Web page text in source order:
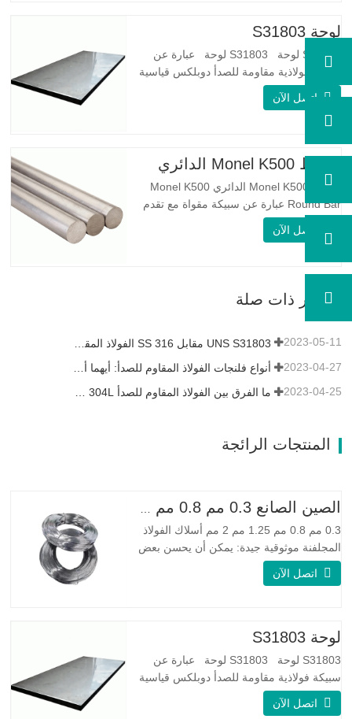
لوحة S31803
S31803 لوحة S31803 لوحة عبارة عن
سبيكة فولاذية مقاومة للصدأ دوبلكس قياسية
على الوجهين. لديها بنية مجهرية من
الميكانيكي الموثوق به ، والليونة ، وخصائص
من 34 مما يشير إلى أن مقاومة…
اتصل الآن
شريط Monel K500 الدائري
شريط Monel K500 الدائري Monel K500
Round Bar عبارة عن سبيكة مقواة مع تقدم
العمر ، ويتكون تركيبتها الأساسية من عناصر
مثل النيكل والنحاس. الذي يجمع بين مقاومة
خصائص مقاومة ممتازة للتآكل. هذه الخصائص
تشبه Monel 400.…
اتصل الآن
أخبار ذات صلة
2023-05-11
2023-04-27
2023-04-25
المنتجات الرائجة
0.3 مم 0.8 مم 1.25 مم 2 مم أسلاك الفولاذ
المجلفنة موثوقية جيدة: يمكن أن يحسن بعض
العقد والنتوءات والصدأ على الأسلاك الفولاذية
مرونة جيدة: صلابة الفولاذ المجلفن جيدة جدًا،
اتصل الآن
لوحة S31803
S31803 لوحة S31803 لوحة عبارة عن
سبيكة فولاذية مقاومة للصدأ دوبلكس قياسية
على الوجهين. لديها بنية مجهرية من
اتصل الآن